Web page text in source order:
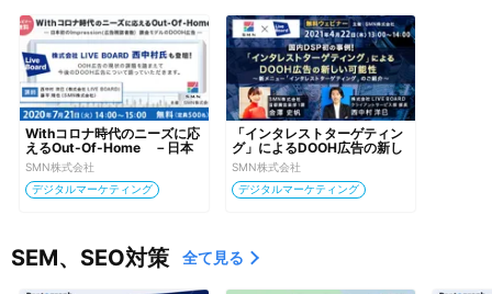
Withコロナ時代のニーズに応
えるOut-Of-Home　－日本
初のImpression(広告視認者
数）課金モデルのDOOH広告
－
SMN株式会社
デジタルマーケティング
「インタレストターゲティン
グ」によるDOOH広告の新し
い可能性～新メニュー「イン
タレストターゲティング」の
ご紹介～
SMN株式会社
デジタルマーケティング
SEM、SEO対策 全て見る